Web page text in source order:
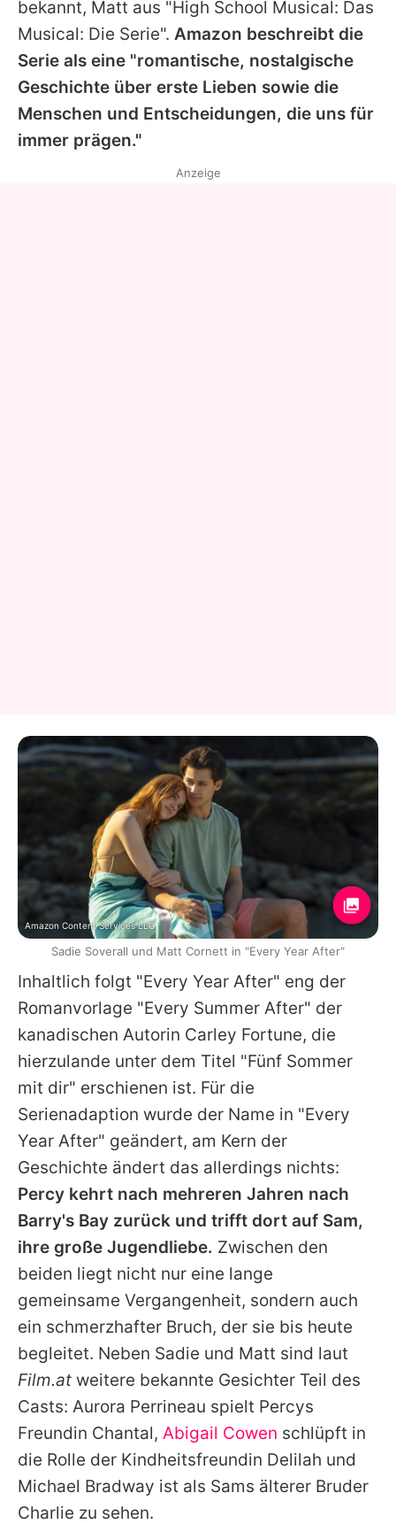
bekannt, Matt aus "High School Musical: Das
Musical: Die Serie". Amazon beschreibt die
Serie als eine "romantische, nostalgische
Geschichte über erste Lieben sowie die
Menschen und Entscheidungen, die uns für
immer prägen."
Inhaltlich folgt "Every Year After" eng der
Romanvorlage "Every Summer After" der
kanadischen Autorin Carley Fortune, die
hierzulande unter dem Titel "Fünf Sommer
mit dir" erschienen ist. Für die
Serienadaption wurde der Name in "Every
Year After" geändert, am Kern der
Geschichte ändert das allerdings nichts:
Percy kehrt nach mehreren Jahren nach
Barry's Bay zurück und trifft dort auf Sam,
ihre große Jugendliebe. Zwischen den
beiden liegt nicht nur eine lange
gemeinsame Vergangenheit, sondern auch
ein schmerzhafter Bruch, der sie bis heute
begleitet. Neben Sadie und Matt sind laut
Film.at weitere bekannte Gesichter Teil des
Casts: Aurora Perrineau spielt Percys
Freundin Chantal, Abigail Cowen schlüpft in
die Rolle der Kindheitsfreundin Delilah und
Michael Bradway ist als Sams älterer Bruder
Charlie zu sehen.
Anzeige
Amazon Content Services LLC
Sadie Soverall und Matt Cornett in "Every Year After"